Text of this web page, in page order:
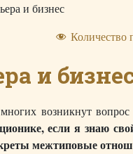
и бизнес
Количество
и
возникнут
если я знаю
межтиповые